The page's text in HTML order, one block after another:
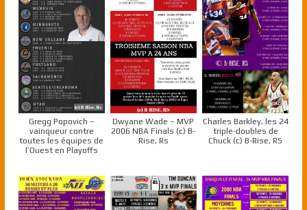
Gregg Popovich –
vainqueur contre
toutes les équipes de
l’Ouest en Playoffs
Dwyane Wade – MVP
2006 NBA Finals (c) B-
Rise, Rs
Charles Barkley, les 24
triple-doubles de
Chuck (c) B-Rise, RS